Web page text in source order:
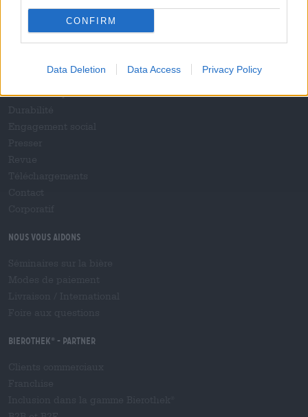
CONFIRM
Data Deletion Data Access Privacy Policy
'S’abonner à la newsletter'
À propos du Bierothek
Offres d’emploi chez Bierothek
Nous vous aidons
Bierothek - Partner